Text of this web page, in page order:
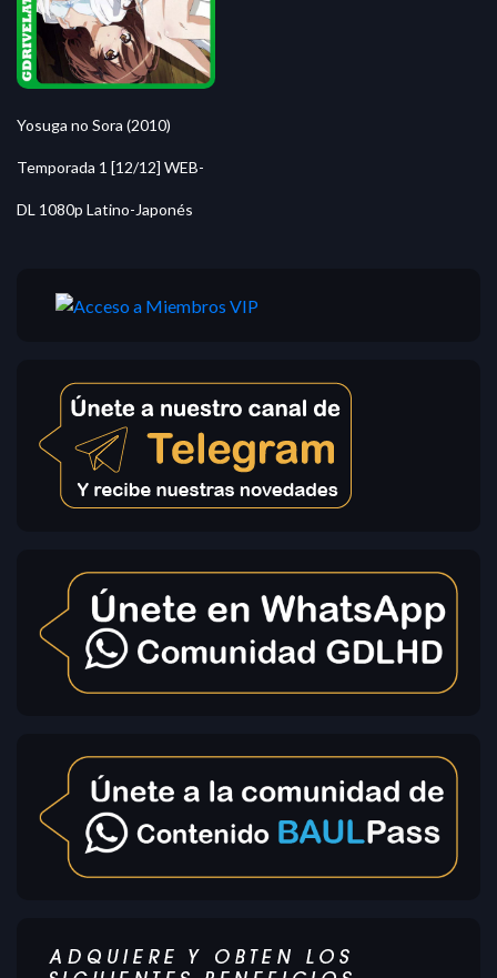
Yosuga no Sora (2010)
Temporada 1 [12/12] WEB-
DL 1080p Latino-Japonés